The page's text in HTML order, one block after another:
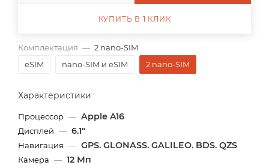
Комплектация — 2 nano-SIM
eSIM
nano-SIM и eSIM 2 nano-SIM
Характеристики
Процессор — Apple A16
Дисплей — 6.1"
Навигация — GPS. GLONASS. GALILEO. BDS. QZS
Камера — 12 Мп
КУПИТЬ В 1 КЛИК